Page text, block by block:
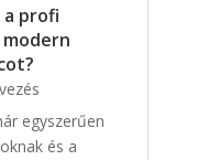
profi
egyszerűen
és a